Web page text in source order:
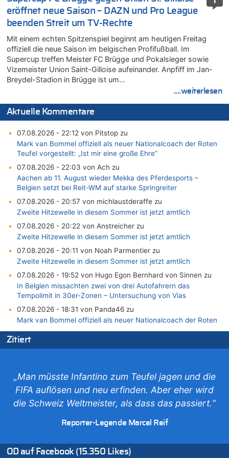
eröffnet neue Saison – DAZN und Pro League
beenden Streit um TV-Rechte
Mit einem echten Spitzenspiel beginnt am heutigen Freitag
offiziell die neue Saison im belgischen Profifußball. Im
Supercup treffen Meister FC Brügge und Pokalsieger sowie
Vizemeister Union Saint-Gilloise aufeinander. Anpfiff im Jan-
Breydel-Stadion in Brügge ist um…
....weiterlesen
Aktuelle Kommentare
07.08.2026 - 22:12 von Pitstop zu
Mark van Bommel offiziell als neuer Nationalcoach der Roten
Teufel vorgestellt: „Ist mir eine große Ehre“
07.08.2026 - 22:03 von Ach zu
Aachen ab 11. August wieder Mekka des Pferdesports –
Belgien setzt bei Reit-WM auf starke Springreiter
07.08.2026 - 20:57 von michlaustderaffe zu
Zweite Hitzewelle in diesem Sommer ist jetzt amtlich
07.08.2026 - 20:22 von Anstreicher zu
Zweite Hitzewelle in diesem Sommer ist jetzt amtlich
07.08.2026 - 20:11 von Noah Parmentier zu
Zweite Hitzewelle in diesem Sommer ist jetzt amtlich
07.08.2026 - 19:52 von Hugo Egon Bernhard von Sinnen zu
In Belgien missachten zwei von drei Autofahrern das
Tempolimit in 30er-Zonen – Untersuchung von Vias
07.08.2026 - 18:31 von Panda46 zu
Mark van Bommel offiziell als neuer Nationalcoach der Roten
Teufel vorgestellt: „Ist mir eine große Ehre“
07.08.2026 - 17:56 von Mungo zu
AS Eupen: „Keiner weiß, wohin die Reise geht…“
07.08.2026 - 16:38 von Joseph Meyer zu
Wasserstand des Rheins in NRW so niedrig wie noch nie
In Belgien missachten zwei von drei Autofahrern das
07.08.2026 - 16:01 von Zuhörer zu
Zitiert
„Man müsste Infantino zum Teufel jagen und die
FIFA auflösen und neu erfinden. Aber eher wird
die Schweiz Weltmeister, als dass das passiert.“
Reporter-Legende Marcel Reif
OD auf Facebook (15.350 Likes)